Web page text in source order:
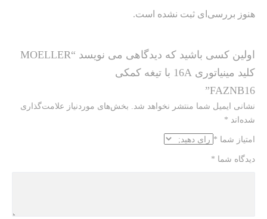
هنوز بررسی‌ای ثبت نشده است.
اولین کسی باشید که دیدگاهی می نویسد “MOELLER
کلید مینیاتوری 16A با تیغه کمکی
FAZNB16”
نشانی ایمیل شما منتشر نخواهد شد.
بخش‌های موردنیاز علامت‌گذاری
شده‌اند *
امتیاز شما *
دیدگاه شما *